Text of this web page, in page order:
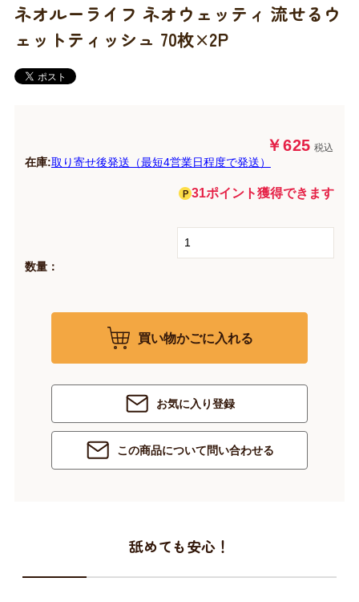
ネオルーライフ ネオウェッティ 流せるウ
ェットティッシュ 70枚×2P
￥625 税込
在庫:取り寄せ後発送（最短4営業日程度で発送）
31ポイント獲得できます
数量：
買い物かごに入れる
お気に入り登録
この商品について問い合わせる
舐めても安心！